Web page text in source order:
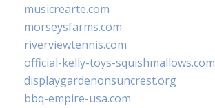
musicrearte.com
morseysfarms.com
riverviewtennis.com
official-kelly-toys-squishmallows.com
displaygardenonsuncrest.org
bbq-empire-usa.com